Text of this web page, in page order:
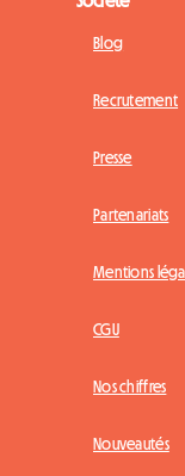
Blog
Recrutement
Presse
Partenariats
Mentions
CGU
Nos chiffres
Nouveautés